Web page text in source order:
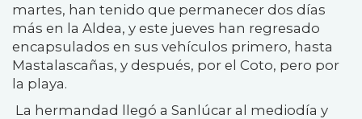
martes, han tenido que permanecer dos días
más en la Aldea, y este jueves han regresado
encapsulados en sus vehículos primero, hasta
Mastalascañas, y después, por el Coto, pero por
la playa.
La hermandad llegó a Sanlúcar al mediodía y